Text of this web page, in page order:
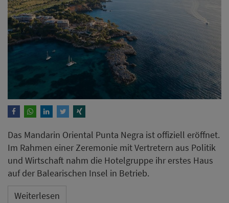
Das Mandarin Oriental Punta Negra ist offiziell eröffnet.
Im Rahmen einer Zeremonie mit Vertretern aus Politik
und Wirtschaft nahm die Hotelgruppe ihr erstes Haus
auf der Balearischen Insel in Betrieb.
Weiterlesen